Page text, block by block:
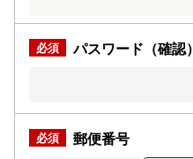
パスワード（確認）
郵便番号